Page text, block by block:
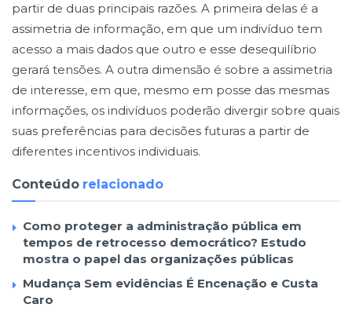
partir de duas principais razões. A primeira delas é a
assimetria de informação, em que um indivíduo tem
acesso a mais dados que outro e esse desequilíbrio
gerará tensões. A outra dimensão é sobre a assimetria
de interesse, em que, mesmo em posse das mesmas
informações, os indivíduos poderão divergir sobre quais
suas preferências para decisões futuras a partir de
diferentes incentivos individuais.
Conteúdo relacionado
Como proteger a administração pública em
tempos de retrocesso democrático? Estudo
mostra o papel das organizações públicas
Mudança Sem evidências É Encenação e Custa
Caro